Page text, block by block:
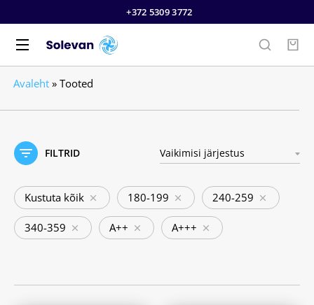
+372 5309 3772
Avaleht » Tooted
FILTRID
Kustuta kõik 180-199 240-259
340-359 A++ A+++